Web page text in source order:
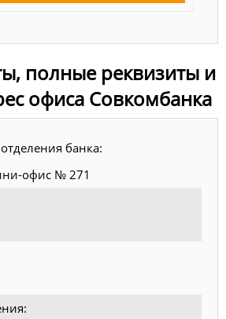
полные реквизиты и
офиса Совкомбанка
банка:
офис № 271